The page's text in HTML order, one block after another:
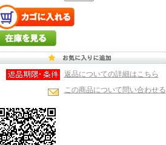
返品についての詳細はこちら
この商品について問い合わせる